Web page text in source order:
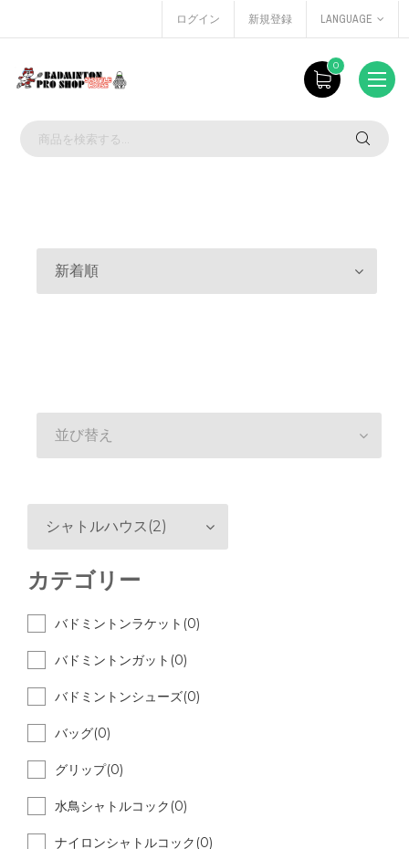
ログイン 新規登録 LANGUAGE
0
新着順
並び替え
シャトルハウス(2)
カテゴリー
バドミントンラケット(0)
バドミントンガット(0)
バドミントンシューズ(0)
バッグ(0)
グリップ(0)
水鳥シャトルコック(0)
ナイロンシャトルコック(0)